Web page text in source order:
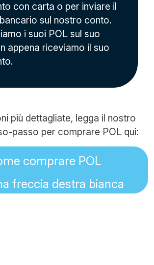
con carta o per inviare il
sul nostro conto.
i suoi POL sul suo
appena riceviamo il suo
più dettagliate, legga il nostro
passo per comprare POL qui:
comprare POL